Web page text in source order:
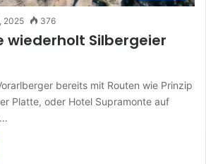
2025 376
wiederholt Silbergeier
bereits mit Routen wie Prinzip
Platte, oder Hotel Supramonte auf